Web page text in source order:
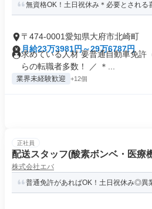
無資格OK！土日祝休み＊必要とされる
〒474-0001愛知県大府市北崎町
月給23万3981円～29万6787円
求めている人材 要普通自動車免許
らの転職者多数！ ／ ＊...
業界未経験歓迎 +12個
正社員
配送スタッフ(酸素ボンベ・医療
株式会社エバ
普通免許があればOK！土日祝休み◎異